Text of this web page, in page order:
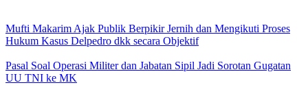
Mufti Makarim Ajak Publik Berpikir Jernih dan Mengikuti Proses
Hukum Kasus Delpedro dkk secara Objektif
Pasal Soal Operasi Militer dan Jabatan Sipil Jadi Sorotan Gugatan
UU TNI ke MK